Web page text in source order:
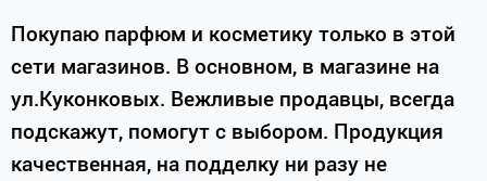
Покупаю парфюм и косметику только в этой
сети магазинов. В основном, в магазине на
ул.Куконковых. Вежливые продавцы, всегда
подскажут, помогут с выбором. Продукция
качественная, на подделку ни разу не